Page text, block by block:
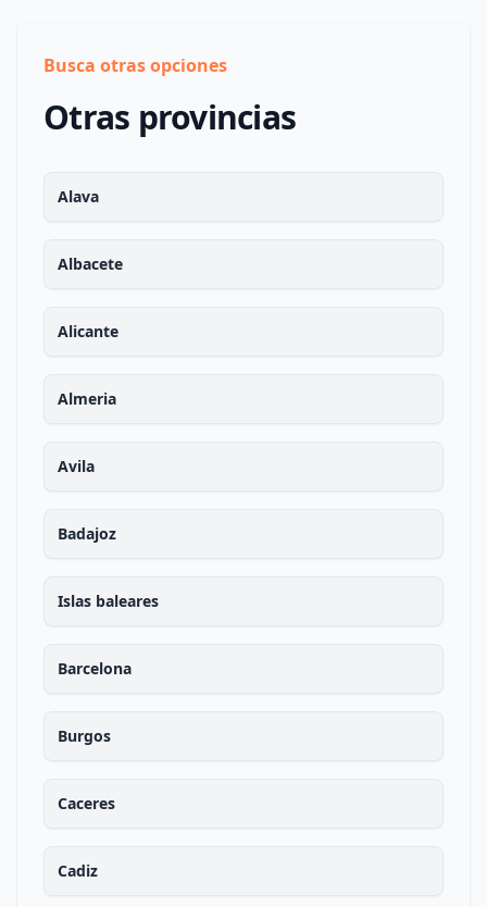
Busca otras opciones
Otras provincias
Alava
Albacete
Alicante
Almeria
Avila
Badajoz
Islas baleares
Barcelona
Burgos
Caceres
Cadiz